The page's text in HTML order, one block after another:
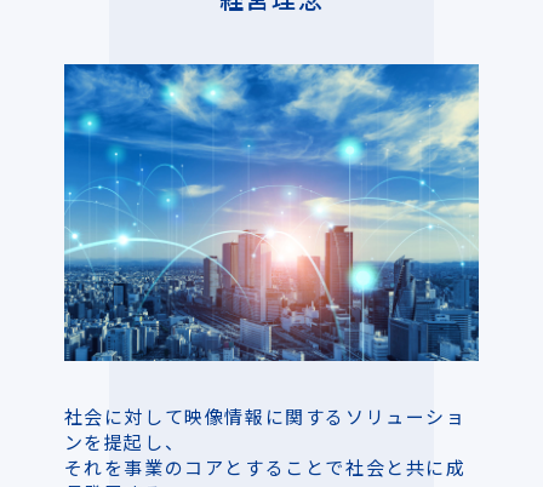
社会に対して映像情報に関するソリューショ
ンを提起し、
それを事業のコアとすることで社会と共に成